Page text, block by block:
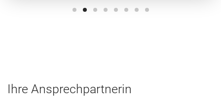
Ihre Ansprechpartnerin